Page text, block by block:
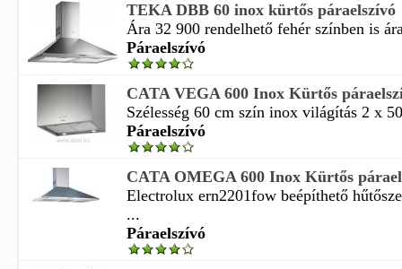
TEKA DBB 60 inox kürtős páraelszívó
Ára 32 900 rendelhető fehér színben is
Páraelszívó
CATA VEGA 600 Inox Kürtős
Szélesség 60 cm szín inox világítás 2 x
Páraelszívó
CATA OMEGA 600 Inox Kürtős
Electrolux ern2201fow beépíthető
...
Páraelszívó